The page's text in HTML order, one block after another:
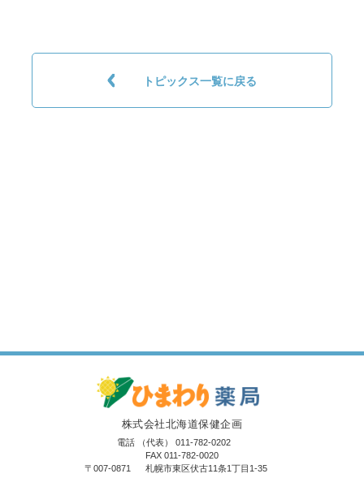
トピックス一覧に戻る
株式会社北海道保健企画
電話 （代表）
011-782-0202
FAX 011-782-0020
〒007-0871
札幌市東区伏古11条1丁目1-35